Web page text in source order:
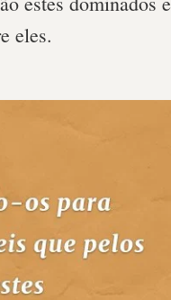
eles.